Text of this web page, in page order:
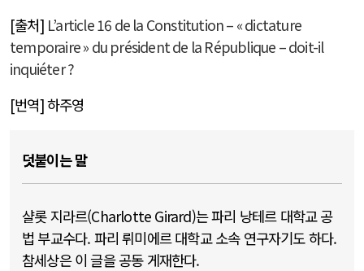
[출처] L’article 16 de la Constitution – « dictature
temporaire » du président de la République – doit-il
inquiéter ?
[번역] 하주영
덧붙이는 말
샬롯 지라르(Charlotte Girard)는 파리 낭테르 대학교 공
법 부교수다. 파리 뤼미에르 대학교 소속 연구자기도 하다.
참세상은 이 글을 공동 게재한다.